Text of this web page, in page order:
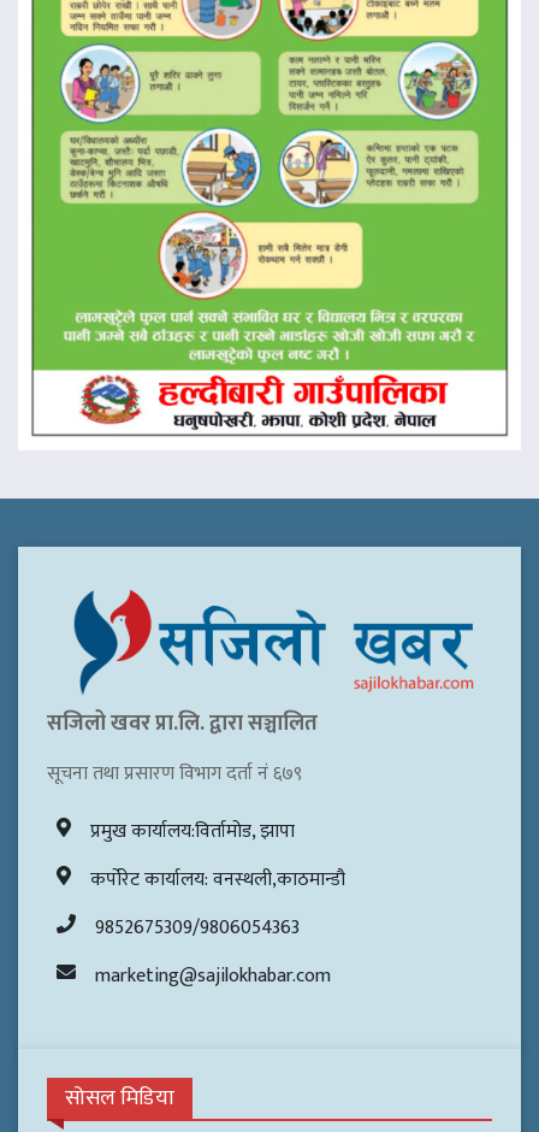
सजिलो खवर प्रा.लि. द्वारा सञ्चालित
सूचना तथा प्रसारण विभाग दर्ता नं ६७९
प्रमुख कार्यालय:विर्तामोड, झापा
कर्पोरेट कार्यालय: वनस्थली,काठमान्डौ
9852675309/9806054363
marketing@sajilokhabar.com
सोसल मिडिया